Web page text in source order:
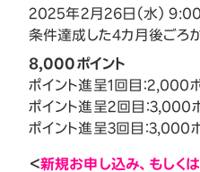
2025年2月26日（水） 9:00
条件達成した4カ月後ごろ
8,000ポイント
ポイント進呈1回目：2,000
ポイント進呈2回目：3,000
ポイント進呈3回目：3,000
＜新規お申し込み、もしく